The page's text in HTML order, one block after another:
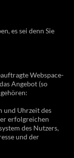
es sei denn Sie
Webspace-
Angebot (so
und Uhrzeit des
erfolgreichen
des Nutzers,
und der